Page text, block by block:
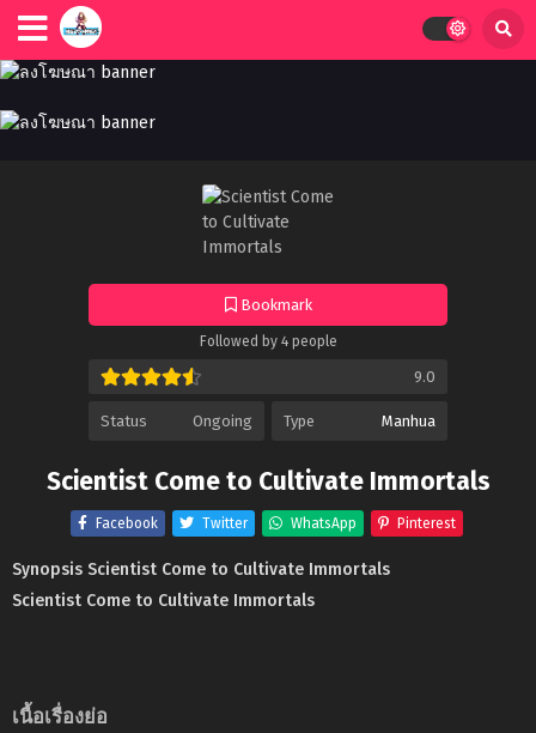
Bookmark
Followed by 4 people
9.0
Status Ongoing Type Manhua
Scientist Come to Cultivate Immortals
Facebook Twitter WhatsApp Pinterest
Synopsis Scientist Come to Cultivate Immortals
Scientist Come to Cultivate Immortals
เนื้อเรื่องย่อ